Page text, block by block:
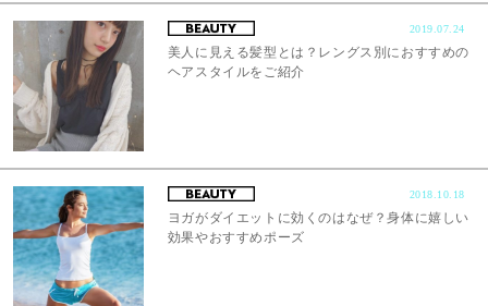
2019.07.24
美人に見える髪型とは？レングス別におすすめの
ヘアスタイルをご紹介
2018.10.18
ヨガがダイエットに効くのはなぜ？身体に嬉しい
効果やおすすめポーズ